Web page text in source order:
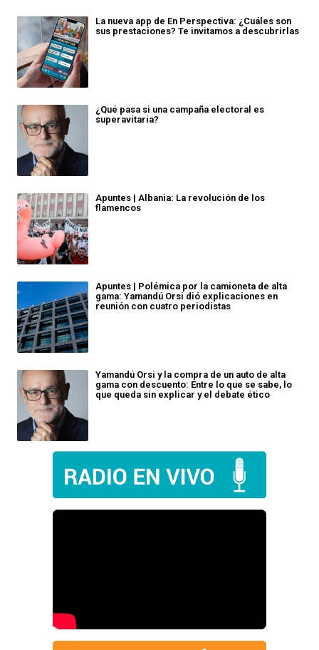
La nueva app de En Perspectiva: ¿Cuáles son
sus prestaciones? Te invitamos a descubrirlas
¿Qué pasa si una campaña electoral es
superavitaria?
Apuntes | Albania: La revolución de los
flamencos
Apuntes | Polémica por la camioneta de alta
gama: Yamandú Orsi dió explicaciones en
reunión con cuatro periodistas
Yamandú Orsi y la compra de un auto de alta
gama con descuento: Entre lo que se sabe, lo
que queda sin explicar y el debate ético